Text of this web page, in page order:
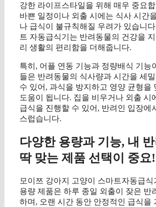
강한 라이프스타일을 위해 매우 중요
바쁜 일정이나 외출 시에는 식사 시간
나 급식이 불규칙해질 우려가 있습니
트 자동급식기는 반려동물의 건강을
리 생활의 편리함을 더해줍니다.
특히, 어플 연동 기능과 정량배식 기능
들은 반려동물의 식사량과 시간을 세
수 있어, 과식을 방지하고 영양 균형을
도움이 됩니다. 집을 비우거나 외출 시
급식을 진행할 수 있어, 반려인 입장에
스럽습니다.
다양한 용량과 기능, 내 반
딱 맞는 제품 선택이 중요!
모이쯔 강아지 고양이 스마트자동급식
용량 제품은 하루 종일 외출이 잦은 반
하며, 오랜 시간 동안 안정적인 급식을